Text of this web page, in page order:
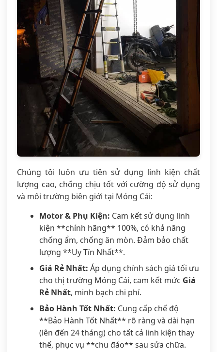
Chúng tôi luôn ưu tiên sử dụng linh kiện chất
lượng cao, chống chịu tốt với cường độ sử dụng
và môi trường biên giới tại Móng Cái:
Motor & Phụ Kiện: Cam kết sử dụng linh
kiện **chính hãng** 100%, có khả năng
chống ẩm, chống ăn mòn. Đảm bảo chất
lượng **Uy Tín Nhất**.
Giá Rẻ Nhất: Áp dụng chính sách giá tối ưu
cho thị trường Móng Cái, cam kết mức Giá
Rẻ Nhất, minh bạch chi phí.
Bảo Hành Tốt Nhất: Cung cấp chế độ
**Bảo Hành Tốt Nhất** rõ ràng và dài hạn
(lên đến 24 tháng) cho tất cả linh kiện thay
thế, phục vụ **chu đáo** sau sửa chữa.